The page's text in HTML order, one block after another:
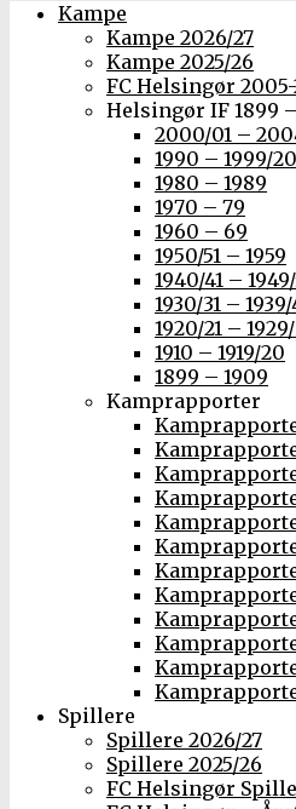
Kampe
Kampe 2026/27
Kampe 2025/26
FC Helsingør 2005-
Helsingør IF 1899
2000/01 –
1990 – 1999/
1980 – 1989
1970 – 79
1960 – 69
1950/51 – 1959
1940/41 –
1930/31 –
1920/21 –
1910 – 1919/20
1899 – 1909
Kamprapporter
Spillere
Spillere 2026/27
Spillere 2025/26
FC Helsingør